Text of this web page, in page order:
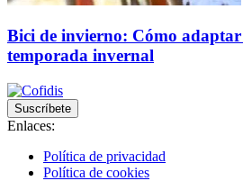
Bici de invierno: Cómo
temporada invernal
Suscríbete
Enlaces:
Política de privacidad
Política de cookies